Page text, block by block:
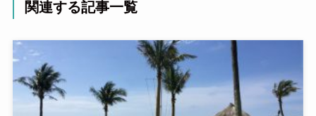
関連する記事一覧